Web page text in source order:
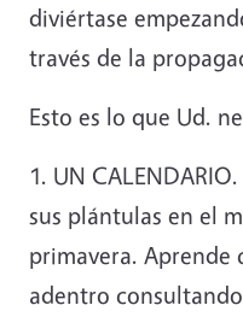
diviértase
través de la
Esto es lo que Ud.
1. UN
sus plántulas en el
primavera. Aprende
adentro